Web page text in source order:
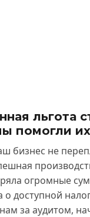
льгота
помогли их
бизнес не
огромные
о доступной
за аудитом,